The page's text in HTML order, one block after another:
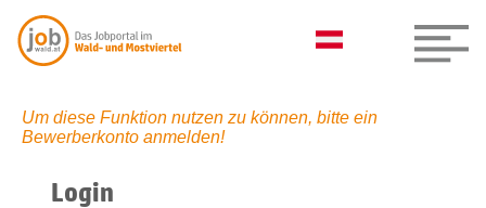
Um diese Funktion nutzen zu können, bitte ein
Bewerberkonto anmelden!
Login